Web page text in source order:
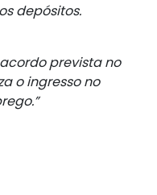
depósitos.
prevista no
o ingresso no